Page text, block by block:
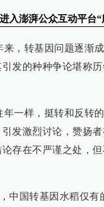
入澎湃公众互动平台“
转基因问题逐渐成
发的种种争论堪称
样，挺转和反转的
引发激烈讨论，赞扬
论存在不严谨之处，
国转基因水稻仅有的